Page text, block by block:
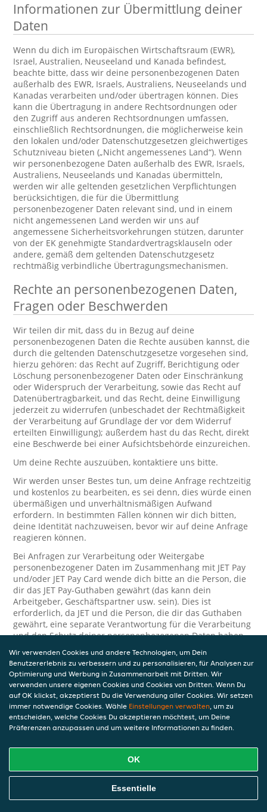
Informationen zur Übermittlung deiner
Daten
Wenn du dich im Europäischen Wirtschaftsraum (EWR),
Israel, Australien, Neuseeland und Kanada befindest,
beachte bitte, dass wir deine personenbezogenen Daten
außerhalb des EWR, Israels, Australiens, Neuseelands und
Kanadas verarbeiten und/oder übertragen können. Dies
kann die Übertragung in andere Rechtsordnungen oder
den Zugriff aus anderen Rechtsordnungen umfassen,
einschließlich Rechtsordnungen, die möglicherweise kein
den lokalen und/oder Datenschutzgesetzen gleichwertiges
Schutzniveau bieten („Nicht angemessenes Land“). Wenn
wir personenbezogene Daten außerhalb des EWR, Israels,
Australiens, Neuseelands und Kanadas übermitteln,
werden wir alle geltenden gesetzlichen Verpflichtungen
berücksichtigen, die für die Übermittlung
personenbezogener Daten relevant sind, und in einem
nicht angemessenen Land werden wir uns auf
angemessene Sicherheitsvorkehrungen stützen, darunter
von der EK genehmigte Standardvertragsklauseln oder
andere, gemäß dem geltenden Datenschutzgesetz
rechtmäßig verbindliche Übertragungsmechanismen.
Rechte an personenbezogenen Daten,
Fragen oder Beschwerden
Wir teilen dir mit, dass du in Bezug auf deine
personenbezogenen Daten die Rechte ausüben kannst, die
durch die geltenden Datenschutzgesetze vorgesehen sind,
hierzu gehören: das Recht auf Zugriff, Berichtigung oder
Löschung personenbezogener Daten oder Einschränkung
oder Widerspruch der Verarbeitung, sowie das Recht auf
Datenübertragbarkeit, und das Recht, deine Einwilligung
jederzeit zu widerrufen (unbeschadet der Rechtmäßigkeit
der Verarbeitung auf Grundlage der vor dem Widerruf
erteilten Einwilligung); außerdem hast du das Recht, direkt
eine Beschwerde bei einer Aufsichtsbehörde einzureichen.
Um deine Rechte auszuüben, kontaktiere uns bitte.
Wir werden unser Bestes tun, um deine Anfrage rechtzeitig
und kostenlos zu bearbeiten, es sei denn, dies würde einen
übermäßigen und unverhältnismäßigen Aufwand
erfordern. In bestimmten Fällen können wir dich bitten,
deine Identität nachzuweisen, bevor wir auf deine Anfrage
reagieren können.
Bei Anfragen zur Verarbeitung oder Weitergabe
personenbezogener Daten im Zusammenhang mit JET Pay
und/oder JET Pay Card wende dich bitte an die Person, die
dir das JET Pay-Guthaben gewährt (das kann dein
Arbeitgeber, Geschäftspartner usw. sein). Dies ist
erforderlich, da JET und die Person, die dir das Guthaben
gewährt, eine separate Verantwortung für die Verarbeitung
und den Schutz deiner personenbezogenen Daten haben.
Solltest du weitere Fragen oder Beschwerden in Bezug auf
die Verarbeitung deiner personenbezogenen Daten haben,
kontaktieren wir dich gerne. Wir würden uns auch über
Tipps oder Vorschläge zur Verbesserung unserer Erklärung
freuen.
Sicherheit
JET nimmt den Schutz personenbezogener Daten sehr ernst
und daher ergreifen wir angemessene Maßnahmen, um
deine personenbezogenen Daten vor Missbrauch, Verlust,
unbefugter Änderung zu schützen. Wenn du der Meinung
bist, dass deine personenbezogenen Daten nicht
Wir verwenden Cookies und andere Technologien, um Dein
Benutzererlebnis zu verbessern und zu personalisieren, für Analysen zur
Optimierung und Werbung in Zusammenarbeit mit Dritten. Wir
verwenden unsere eigenen Cookies und Cookies von Dritten. Wenn Du
auf OK klickst, akzeptierst Du die Verwendung aller Cookies. Wir setzen
immer notwendige Cookies. Wähle Einstellungen verwalten, um zu
entscheiden, welche Cookies Du akzeptieren möchtest, um Deine
Präferenzen anzupassen und um weitere Informationen zu finden.
OK
Essentielle